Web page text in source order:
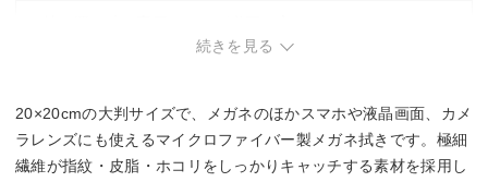
続きを見る
20×20cmの大判サイズで、メガネのほかスマホや液晶画面、カメ
ラレンズにも使えるマイクロファイバー製メガネ拭きです。極細
繊維が指紋・皮脂・ホコリをしっかりキャッチする素材を採用し